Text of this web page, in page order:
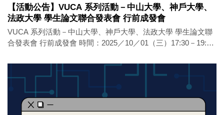
【活動公告】VUCA 系列活動－中山大學、神戶大學、
法政大學 學生論文聯合發表會 行前成發會
VUCA 系列活動－中山大學、神戶大學、法政大學 學生論文聯
合發表會 行前成發會 時間：2025／10／01（三）17:30－19:00
韋豪（中山大學政治所專任助理教授） 講者與發表主題 社會四
官聲威 Building Social Resilience through Community-Based
Disaster Prevention and Climate Adaptation: A Study of Cijin
District, Kaohsiung 社會四 洪羽臻 The Rise of the Anti-
Establishment Wave? Searching for New Forms of Expression